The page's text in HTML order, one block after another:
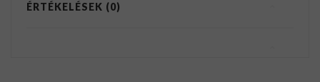
ÉRTÉKELÉSEK (0)